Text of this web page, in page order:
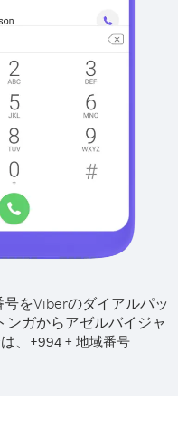
をViberのダイアルパッ
ンガからアゼルバイジャ
、
+994+ 地域番号